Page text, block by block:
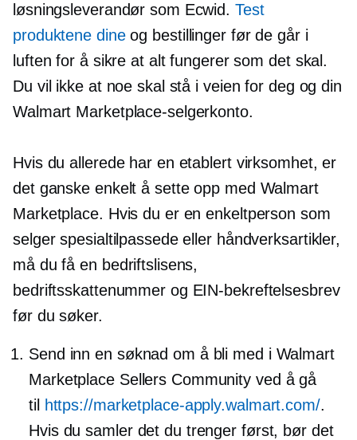
løsningsleverandør som Ecwid. Test
produktene dineog bestillinger før de går i
luften for å sikre at alt fungerer som det skal.
Du vil ikke at noe skal stå i veien for deg og din
Walmart Marketplace-selgerkonto.
Hvis du allerede har en etablert virksomhet, er
det ganske enkelt å sette opp med Walmart
Marketplace. Hvis du er en enkeltperson som
selger spesialtilpassede eller håndverksartikler,
må du få en bedriftslisens,
bedriftsskattenummer og EIN-bekreftelsesbrev
før du søker.
Send inn en søknad om å bli med i Walmart
Marketplace Sellers Community ved å gå
til https://marketplace-apply.walmart.com/.
Hvis du samler det du trenger først, bør det